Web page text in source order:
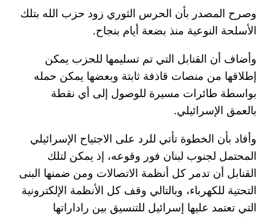
وصرح المصدر بأن الحرس الثوري زود حزب الله بتلك
الأسلحة النوعية منذ بضعة أيام بنجاح.
وأضاف أن القنابل التي تم تسليمها للحزب يمكن
إطلاقها من منصات قاذفة ثابتة وبعضها يمكن حمله
بواسطة طائرات مسيرة للوصول إلى أي نقطة
بالعمق الإسرائيلي.
وأفاد بأن الخطوة تأتي للرد على الاجتياح الإسرائيلي
المحتمل لجنوب لبنان فور وقوعه، إذ يمكن لتلك
القنابل أن تدمر كل أنظمة الاتصالات ومن ضمنها البنى
التحتية للكهرباء، وبالتالي وقف كل الأنظمة الإلكترونية
التي تعتمد عليها إسرائيل للتنسيق بين راداراتها